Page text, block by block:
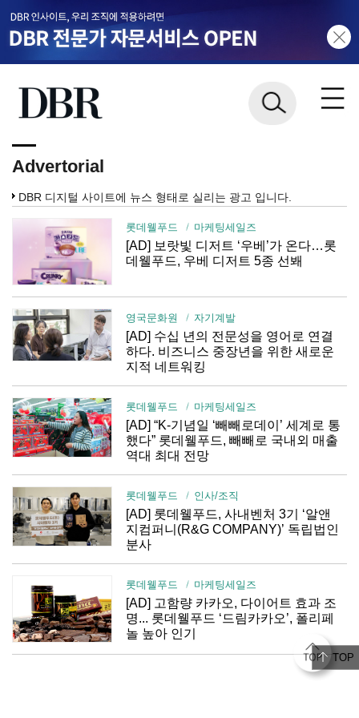
Advertorial
DBR 디지털 사이트에 뉴스 형태로 실리는 광고 입니다.
롯데웰푸드 마케팅세일즈
[AD] 보랏빛 디저트 ‘우베’가 온다…롯
데웰푸드, 우베 디저트 5종 선봬
영국문화원 자기계발
[AD] 수십 년의 전문성을 영어로 연결
하다. 비즈니스 중장년을 위한 새로운
지적 네트워킹
롯데웰푸드 마케팅세일즈
[AD] “K-기념일 ‘빼빼로데이’ 세계로 통
했다” 롯데웰푸드, 빼빼로 국내외 매출
역대 최대 전망
롯데웰푸드 인사/조직
[AD] 롯데웰푸드, 사내벤처 3기 ‘알앤
지컴퍼니(R&G COMPANY)’ 독립법인
분사
롯데웰푸드 마케팅세일즈
[AD] 고함량 카카오, 다이어트 효과 조
명... 롯데웰푸드 ‘드림카카오’, 폴리페
놀 높아 인기
TOP